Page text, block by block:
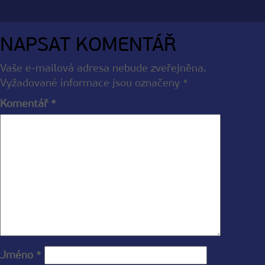
NAPSAT KOMENTÁŘ
Vaše e-mailová adresa nebude zveřejněna.
Vyžadované informace jsou označeny *
Komentář *
Jméno *